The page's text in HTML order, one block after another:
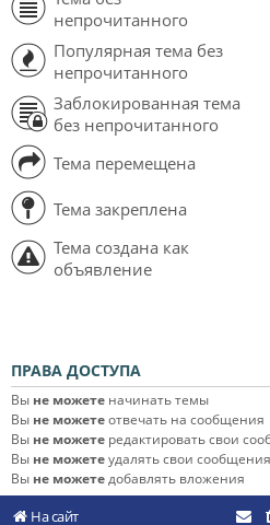
непрочитанного
Популярная тема без
непрочитанного
Заблокированная тема
без непрочитанного
Тема перемещена
Тема закреплена
Тема создана как
объявление
ПРАВА ДОСТУПА
Вы не можете начинать темы
Вы не можетеотвечать на сообщения
Вы не можете редактировать свои
Вы не можетеудалять свои сообщения
Вы не можетедобавлять вложения
На сайт